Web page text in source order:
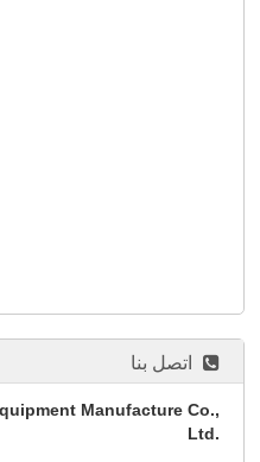
اتصل بنا
Manufacture Co.,
Ltd.